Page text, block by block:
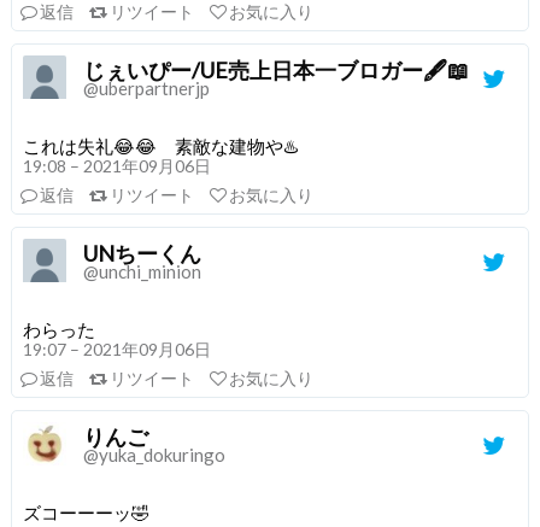
返信
リツイート お気に入り
じぇいぴー/UE売上日本一ブロガー🖋📖
@uberpartnerjp
これは失礼😂😂 素敵な建物や♨️
19:08 – 2021年09月06日
返信
リツイート お気に入り
UNちーくん
@unchi_minion
わらった
19:07 – 2021年09月06日
返信
リツイート お気に入り
りんご
@yuka_dokuringo
ズコーーーッ🤣